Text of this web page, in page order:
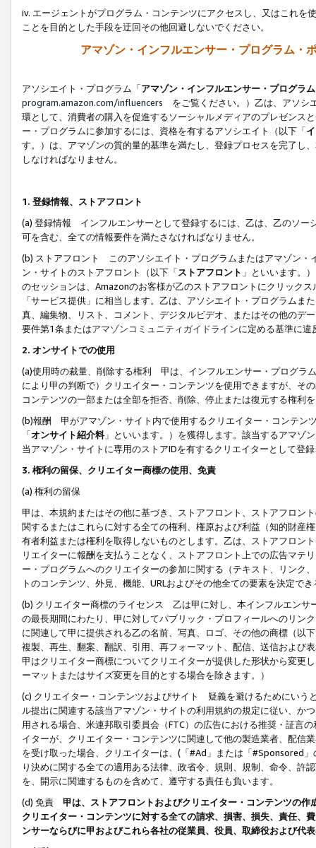
iv. エージェントがプログラム・コンテンツにアクセスし、又はこれ
ことを目的とした手段を迂回その他回避しないでください。
アマゾン・インフルエンサー・プログラム・
アソシエイト・プログラム「アマゾン・インフルエンサー・プログラム
program.amazon.com/influencers をご覧ください。）乙は、アソシ
環として、消費者の購入を促進するソーシャルメディアのプレゼンス
ー・プログラムに参加するには、資格を有するアソシエイト（以下「
す。）は、アマゾンの質的量的基準を満たし、登録プロセスを完了し、
しなければなりません。
1. 登録情報、ストアフロント
(a) 登録情報 インフルエンサーとして登録するには、乙は、乙のソー
可を含む、全ての情報要件を満たさなければなりません。
(b) ストアフロント このアソシエイト・プログラムまたはアマゾン・
ン・サイトのストアフロント（以下「ストアフロント 」といいます。
のセッションは、Amazonのお客様が乙のストアフロントにクリック
「サービス提供」に相当します。乙は、アソシエイト・プログラム
真、編集物、リスト、コメント、デジタルビデオ、またはその他のデ
要件第1条またはアマゾンコミュニティガイドラインに定める基準に違
2. オンサイトでの使用
(a)使用時の裁量、削除する権利 甲は、インフルエンサー・プログラ
により甲の判断で）クリエイター・コンテンツを使用できますが、そ
コンテンツの一部または全部を拒否、削除、停止または復元する権利
(b)報酬 甲がアマゾン・サイト内で使用するクリエイター・コンテン
「オンサイト紹介料」といいます。）を獲得します。該当するアマゾ
当アマゾン・サイトに専用のストアIDを有するクリエイターとして登
3. 権利の留保、クリエイター商標の使用、免責
(a) 権利の留保
甲は、本規約またはその他に基づき、ストアフロント、ストアフロン
関するまたはこれらに対する全ての権利、権原および利益（知的財産
有者利益または権利を取得しないものとします。乙は、ストアフロン
リエイターに報酬を支払うことなく、ストアフロント上での広告マテ
ー・プログラムへのクリエイターの参加に関する（テキスト、リンク
トのコンテンツ、外見、機能、URLおよびその他全ての要素を決定で
(b) クリエイター商標のライセンス 乙は甲に対し、本インフルエンサ
の最長期間にわたり、甲に対してパブリック・プロフィールへのリン
に関連して甲に提供される乙の名前、写真、ロゴ、その他の商標（以
複製、再生、翻案、翻訳、引用、再フォーマット、配信、送信および
甲はクリエイター商標についてクリエイターが提供した形状から変更
ーマットまたはサイズ変更を目的とする場合を除きます。）
(c) クリエイター・コンテンツおよびサイト 疑義を避けるためにいう
ル提出に関連する該当アマゾン・サイトの利用規約の規定に従い、か
用される場合、米連邦取引委員会（FTC）の広告における推奨・証言
イターが、クリエイター・コンテンツに関連して他の製造業者、配信
を受け取った場合、クリエイターは、(「#Ad」または「#Sponsored
り決めに関する全ての適用ある法律、政省令、規則、規制、命令、許
を、開示に関連するものを含めて、遵守する責任も負います。
(d) 免責 甲は、ストアフロントおよびクリエイター・コンテンツの
クリエイター・コンテンツに対する全ての請求、損害、損失、責任、
ンサーならびに甲およびこれら各社の従業員、役員、取締役および代